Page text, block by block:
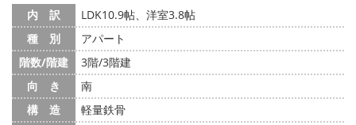
内 訳
LDK10.9帖、洋室3.8帖
種 別
アパート
階数/階建
3階/3階建
向 き
南
構 造
軽量鉄骨